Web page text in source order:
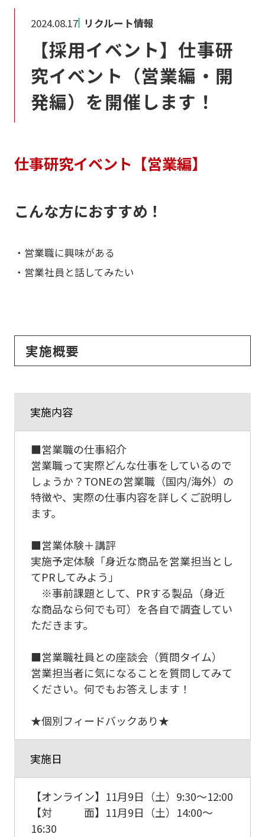
2024.08.17 リクルート情報
【採用イベント】仕事研
究イベント（営業編・開
発編）を開催します！
仕事研究イベント【営業編】
こんな方におすすめ！
・営業職に興味がある
・営業社員と話してみたい
実施概要
実施内容
■営業職の仕事紹介
営業職って実際どんな仕事をしているので
しょうか？TONEの営業職（国内/海外）の
特徴や、実際の仕事内容を詳しくご説明し
ます。
■営業体験＋講評
実施予定体験「身近な商品を営業担当とし
てPRしてみよう」
※事前課題として、PRする製品（身近
な商品なら何でも可）を各自で調査してい
ただきます。
■営業職社員との座談会（質問タイム）
営業担当者に気になることを質問してみて
ください。何でもお答えします！
★個別フィードバックあり★
実施日
【オンライン】11月9日（土）9:30～12:00
【対 面】11月9日（土）14:00～
16:30